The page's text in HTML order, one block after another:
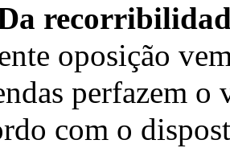
oposição
perfazem
com o